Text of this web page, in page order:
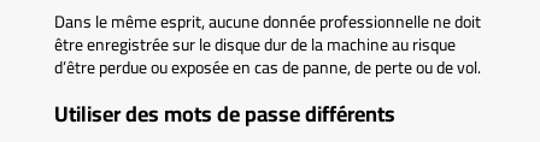
Dans le même esprit, aucune donnée professionnelle ne doit
être enregistrée sur le disque dur de la machine au risque
d’être perdue ou exposée en cas de panne, de perte ou de vol.
Utiliser des mots de passe différents